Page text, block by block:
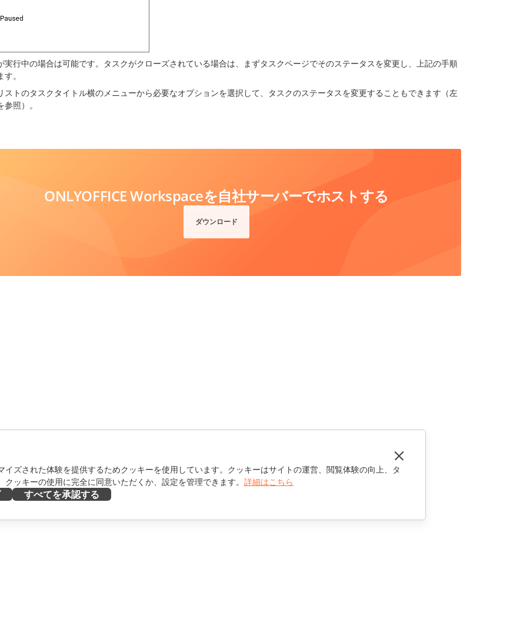
実行中の場合は可能です。タスクがクローズされている場合は、まずタスクページでそのステータスを変更し、上記の手順
。
ストのタスクタイトル横のメニューから必要なオプションを選択して、タスクのステータスを変更することもできます（左
照）。
ONLYOFFICE Workspaceを自社サーバーでホストする
ダウンロード
ズされた体験を提供するためクッキーを使用しています。クッキーはサイトの運営、閲覧体験の向上、タ
ッキーの使用に完全に同意いただくか、設定を管理できます。 詳細はこちら
すべてを承認する